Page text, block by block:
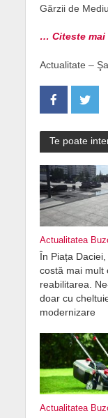
Gărzii de
… Citeste mai
Actualitate –
Te poate
Actualitatea
În Piața
costă mai mult
reabilitarea.
doar cu
modernizare
Actualitatea